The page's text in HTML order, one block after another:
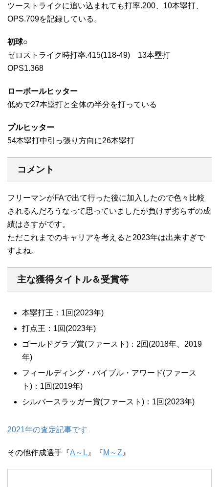
ツーストライクに追い込まれても打率.200、10本塁打、
OPS.709を記録している。
初球○
ゼロストライク時打率.415(118-49) 13本塁打
OPS1.368
ローボールヒッター
低めで27本塁打と全体の半分を打っている
プルヒッター
54本塁打中引っ張り方向に26本塁打
コメント
フリーマンがFAで出て行った後に加入したので色々比較
されるんだろうなって思っていましたが負けず劣らずの成
績はさすがです。
ただこれまでのキャリアを考えると2023年は出来すぎで
すよね。
主な獲得タイトル＆受賞等
本塁打王：1回(2023年)
打点王：1回(2023年)
ゴールドグラブ賞(ファースト)：2回(2018年、2019
年)
フィールディング・バイブル・アワード(ファース
ト)：1回(2019年)
シルバースラッガー賞(ファースト)：1回(2023年)
2021年の査定記事です
その他作成選手『A～L 』『M～Z 』